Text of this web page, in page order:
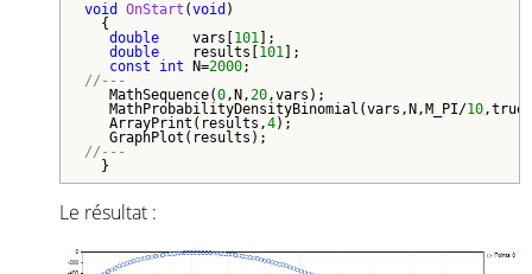
void
OnStart (void )
{
double vars[ 101 ];
double results[ 101 ];
const
int N=2000
//---
MathSequence(0,N,20,vars);
MathProbabilityDensityBinomial(vars,N,M_PI/10
ArrayPrint(results,4);
//---
Le résultat :